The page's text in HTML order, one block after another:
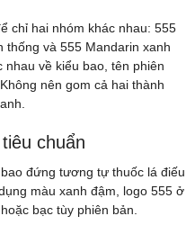
chỉ hai nhóm khác nhau: 555
thống và 555 Mandarin xanh
nhau về kiểu bao, tên phiên
nên gom cả hai thành
chuẩn
đứng tương tự thuốc lá điếu
màu xanh đậm, logo 555 ở
bạc tùy phiên bản.